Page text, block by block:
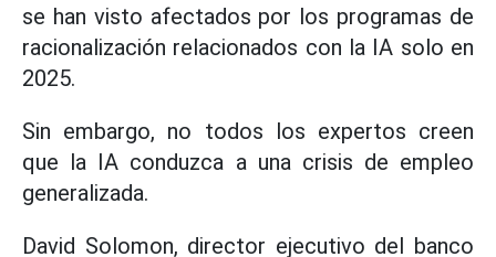
se han visto afectados por los programas de
racionalización relacionados con la IA solo en
2025.
Sin embargo, no todos los expertos creen
que la IA conduzca a una crisis de empleo
generalizada.
David Solomon, director ejecutivo del banco